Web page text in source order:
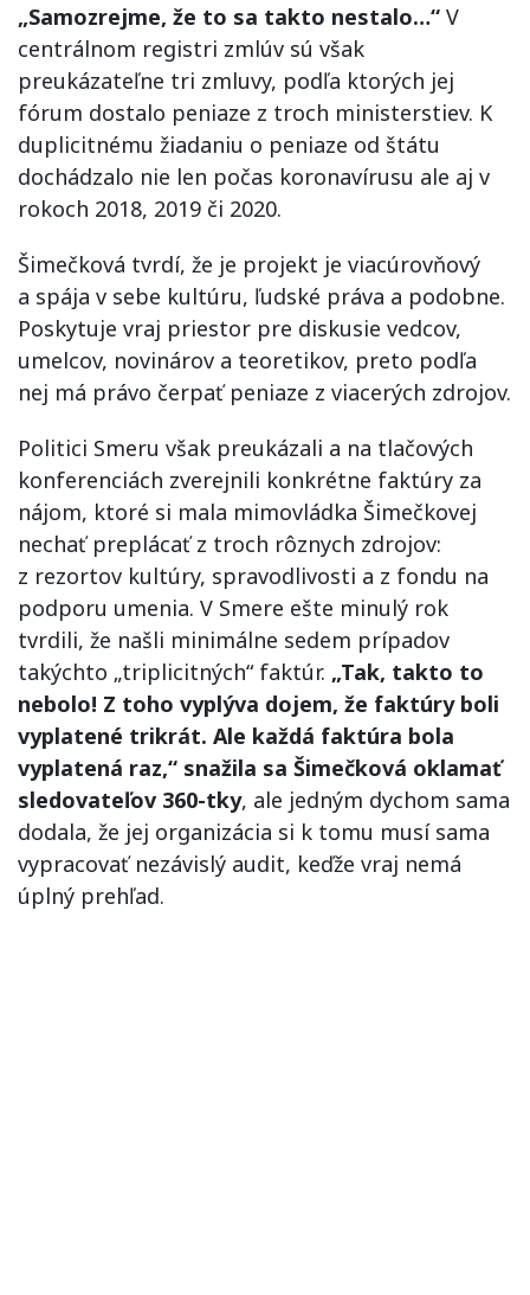
„Samozrejme, že to sa takto nestalo…“ V
centrálnom registri zmlúv sú však
preukázateľne tri zmluvy, podľa ktorých jej
fórum dostalo peniaze z troch ministerstiev. K
duplicitnému žiadaniu o peniaze od štátu
dochádzalo nie len počas koronavírusu ale aj v
rokoch 2018, 2019 či 2020.
Šimečková tvrdí, že je projekt je viacúrovňový
a spája v sebe kultúru, ľudské práva a podobne.
Poskytuje vraj priestor pre diskusie vedcov,
umelcov, novinárov a teoretikov, preto podľa
nej má právo čerpať peniaze z viacerých zdrojov.
Politici Smeru však preukázali a na tlačových
konferenciách zverejnili konkrétne faktúry za
nájom, ktoré si mala mimovládka Šimečkovej
nechať preplácať z troch rôznych zdrojov:
z rezortov kultúry, spravodlivosti a z fondu na
podporu umenia. V Smere ešte minulý rok
tvrdili, že našli minimálne sedem prípadov
takýchto „triplicitných“ faktúr. „Tak, takto to
nebolo! Z toho vyplýva dojem, že faktúry boli
vyplatené trikrát. Ale každá faktúra bola
vyplatená raz,“ snažila sa Šimečková oklamať
sledovateľov 360-tky, ale jedným dychom sama
dodala, že jej organizácia si k tomu musí sama
vypracovať nezávislý audit, keďže vraj nemá
úplný prehľad.